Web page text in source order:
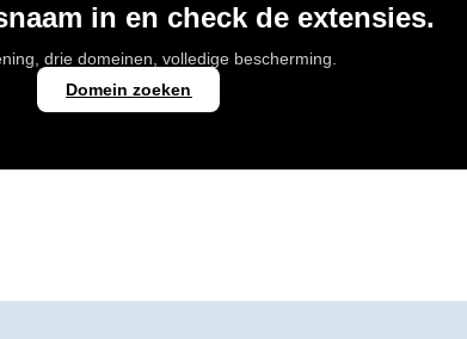
in en check de extensies.
drie domeinen, volledige bescherming.
Domein zoeken